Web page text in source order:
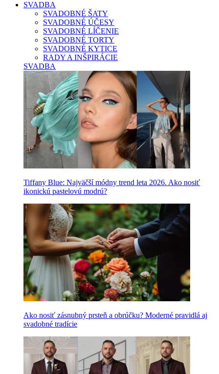
SVADBA
SVADOBNÉ ŠATY
SVADOBNÉ ÚČESY
SVADOBNÉ LÍČENIE
SVADOBNÉ TORTY
SVADOBNÉ KYTICE
RADY A INŠPIRÁCIE
SVADBA
Tiffany Blue: Najväčší módny trend leta 2026. Ako nosiť
ikonickú pastelovú modrú?
Ako nosiť zásnubný prsteň a obrúčku? Moderné pravidlá aj
svadobné tradície